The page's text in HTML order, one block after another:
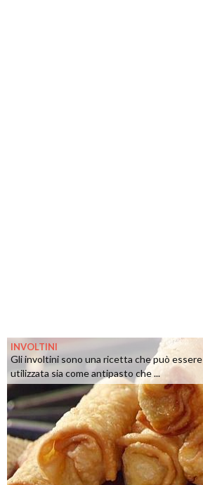
INVOLTINI
Gli involtini sono una ricetta che può essere
utilizzata sia come antipasto che ...